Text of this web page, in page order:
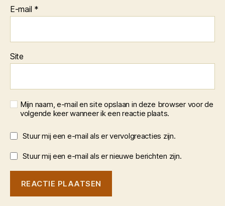
E-mail *
Site
Mijn naam, e-mail en site opslaan in deze browser voor de
volgende keer wanneer ik een reactie plaats.
Stuur mij een e-mail als er vervolgreacties zijn.
Stuur mij een e-mail als er nieuwe berichten zijn.